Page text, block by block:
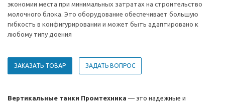
экономии места при минимальных затратах на строительство
молочного блока. Это оборудование обеспечивает большую
гибкость в конфигурировании и может быть адаптировано к
любому типу доения
ЗАКАЗАТЬ ТОВАР ЗАДАТЬ ВОПРОС
Вертикальные танки Промтехника — это надежные и